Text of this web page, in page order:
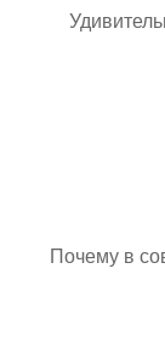
Почему в